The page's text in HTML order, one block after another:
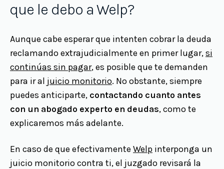
que le debo a Welp?
Aunque cabe esperar que intenten cobrar la deuda
reclamando extrajudicialmente en primer lugar,si
continúas sin pagar, es posible que te demanden
para ir al juicio monitorio. No obstante, siempre
puedes anticiparte, contactando cuanto antes
con un abogado experto en deudas, como te
explicaremos más adelante.
En caso de que efectivamente Welp interponga un
juicio monitorio contra ti, el juzgado revisará la